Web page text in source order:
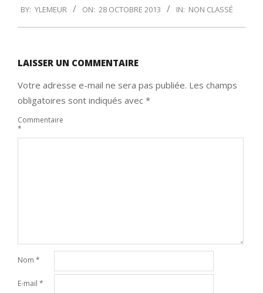
10-
28
BY: YLEMEUR ON: 28 OCTOBRE 2013 IN: NON CLASSÉ
LAISSER UN COMMENTAIRE
Votre adresse e-mail ne sera pas publiée. Les champs
obligatoires sont indiqués avec *
Commentaire
*
Nom *
E-mail *